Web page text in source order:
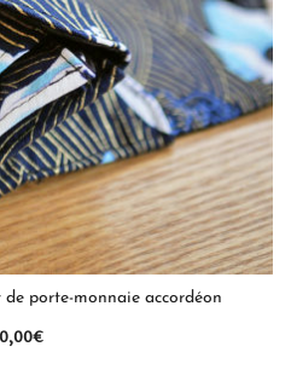
VIEW
porte-monnaie accordéon
0,00€